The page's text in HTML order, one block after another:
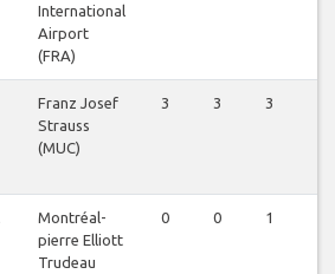
International
Airport
(FRA)
Franz Josef
Strauss
(MUC)
3 3 3
Montréal-
pierre Elliott
Trudeau
0 0 1